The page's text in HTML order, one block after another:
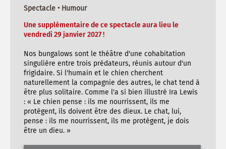
Spectacle • Humour
Une supplémentaire de ce spectacle aura lieu le
vendredi 29 janvier 2027 !
Nos bungalows sont le théâtre d'une cohabitation
singulière entre trois prédateurs, réunis autour d'un
frigidaire. Si l'humain et le chien cherchent
naturellement la compagnie des autres, le chat tend à
être plus solitaire. Comme l'a si bien illustré Ira Lewis
: « Le chien pense : ils me nourrissent, ils me
protègent, ils doivent être des dieux. Le chat, lui,
pense : ils me nourrissent, ils me protègent, je dois
être un dieu. »